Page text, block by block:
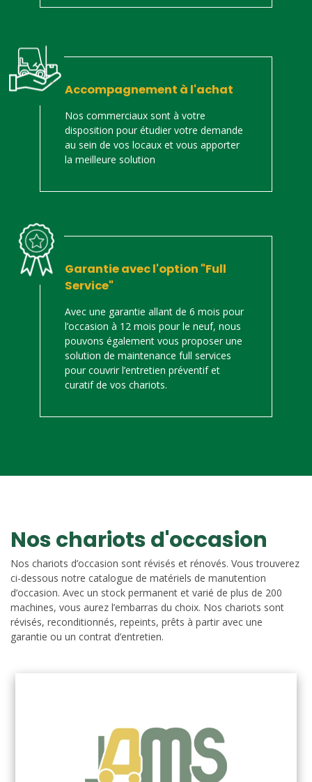
Accompagnement à l'achat
Nos commerciaux sont à votre
disposition pour étudier votre demande
au sein de vos locaux et vous apporter
la meilleure solution
Garantie avec l'option "Full
Service"
Avec une garantie allant de 6 mois pour
l’occasion à 12 mois pour le neuf, nous
pouvons également vous proposer une
solution de maintenance full services
pour couvrir l’entretien préventif et
curatif de vos chariots.
Nos chariots d'occasion
Nos chariots d’occasion sont révisés et rénovés. Vous trouverez
ci-dessous notre catalogue de matériels de manutention
d’occasion. Avec un stock permanent et varié de plus de 200
machines, vous aurez l’embarras du choix. Nos chariots sont
révisés, reconditionnés, repeints, prêts à partir avec une
garantie ou un contrat d’entretien.